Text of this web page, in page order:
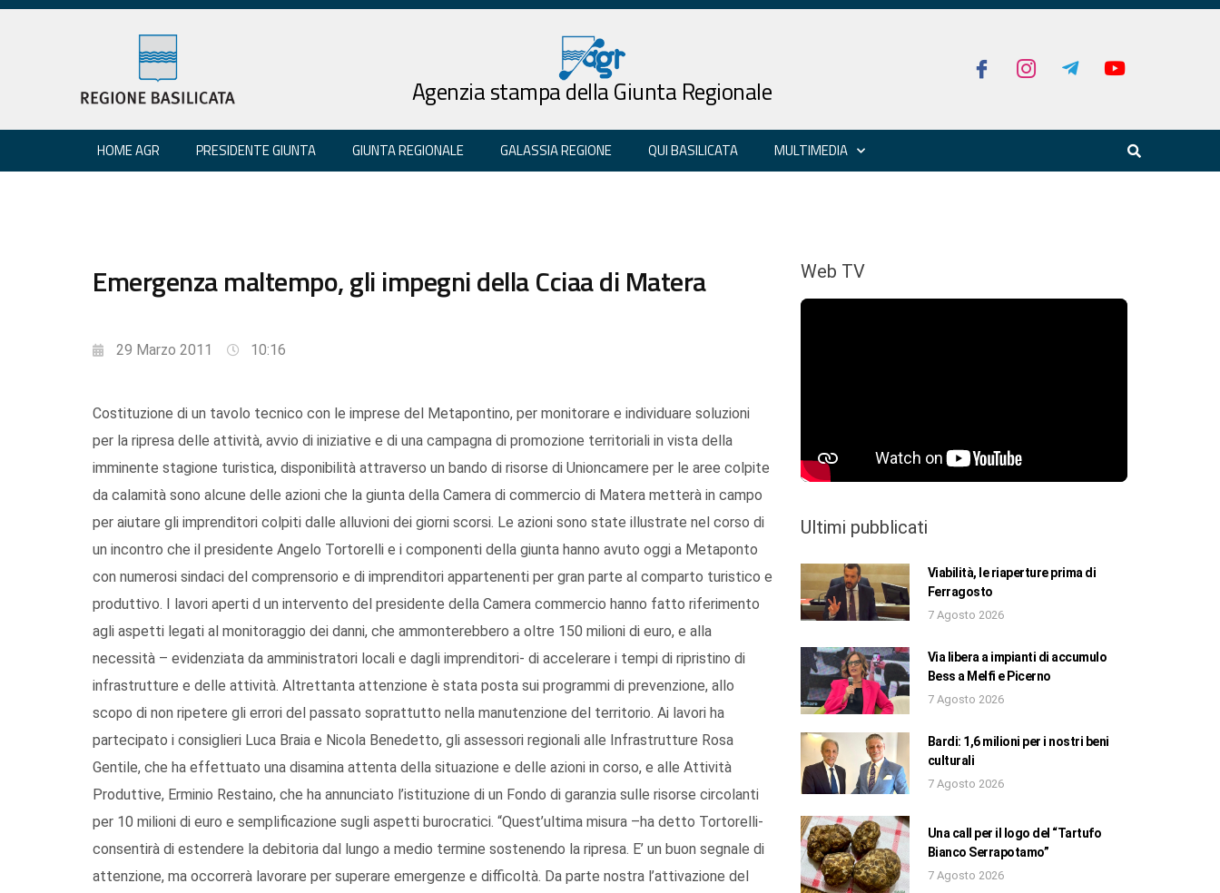
Agenzia stampa della Giunta Regionale
HOME AGR PRESIDENTE GIUNTA GIUNTA REGIONALE GALASSIA REGIONE QUI BASILICATA MULTIMEDIA
Emergenza maltempo, gli impegni della Cciaa di Matera
29 Marzo 2011 10:16
Costituzione di un tavolo tecnico con le imprese del Metapontino, per monitorare e individuare soluzioni
per la ripresa delle attività, avvio di iniziative e di una campagna di promozione territoriali in vista della
imminente stagione turistica, disponibilità attraverso un bando di risorse di Unioncamere per le aree colpite
da calamità sono alcune delle azioni che la giunta della Camera di commercio di Matera metterà in campo
per aiutare gli imprenditori colpiti dalle alluvioni dei giorni scorsi. Le azioni sono state illustrate nel corso di
un incontro che il presidente Angelo Tortorelli e i componenti della giunta hanno avuto oggi a Metaponto
con numerosi sindaci del comprensorio e di imprenditori appartenenti per gran parte al comparto turistico e
produttivo. I lavori aperti d un intervento del presidente della Camera commercio hanno fatto riferimento
agli aspetti legati al monitoraggio dei danni, che ammonterebbero a oltre 150 milioni di euro, e alla
necessità – evidenziata da amministratori locali e dagli imprenditori- di accelerare i tempi di ripristino di
infrastrutture e delle attività. Altrettanta attenzione è stata posta sui programmi di prevenzione, allo
scopo di non ripetere gli errori del passato soprattutto nella manutenzione del territorio. Ai lavori ha
partecipato i consiglieri Luca Braia e Nicola Benedetto, gli assessori regionali alle Infrastrutture Rosa
Gentile, che ha effettuato una disamina attenta della situazione e delle azioni in corso, e alle Attività
Produttive, Erminio Restaino, che ha annunciato l’istituzione di un Fondo di garanzia sulle risorse circolanti
per 10 milioni di euro e semplificazione sugli aspetti burocratici. “Quest’ultima misura –ha detto Tortorelli-
consentirà di estendere la debitoria dal lungo a medio termine sostenendo la ripresa. E’ un buon segnale di
attenzione, ma occorrerà lavorare per superare emergenze e difficoltà. Da parte nostra l’attivazione del
Web TV
Ultimi pubblicati
Viabilità, le riaperture prima di
Ferragosto
7 Agosto 2026
Via libera a impianti di accumulo
Bess a Melfi e Picerno
7 Agosto 2026
Bardi: 1,6 milioni per i nostri beni
culturali
7 Agosto 2026
Una call per il logo del “Tartufo
Bianco Serrapotamo”
7 Agosto 2026